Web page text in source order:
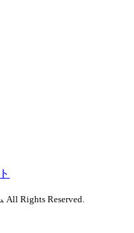
Rights Reserved.